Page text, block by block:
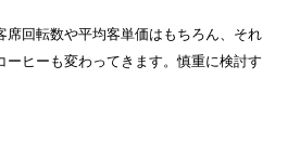
席回転数や平均客単価はもちろん、それ
ーヒーも変わってきます。慎重に検討す